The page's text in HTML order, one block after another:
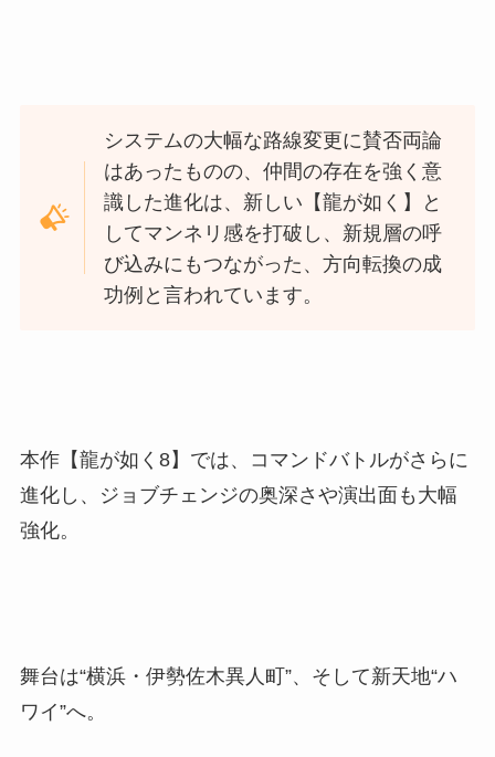
システムの大幅な路線変更に賛否両論
はあったものの、仲間の存在を強く意
識した進化は、新しい【龍が如く】と
してマンネリ感を打破し、新規層の呼
び込みにもつながった、方向転換の成
功例と言われています。
本作【龍が如く8】では、コマンドバトルがさらに
進化し、ジョブチェンジの奥深さや演出面も大幅
強化。
舞台は“横浜・伊勢佐木異人町”、そして新天地“ハ
ワイ”へ。